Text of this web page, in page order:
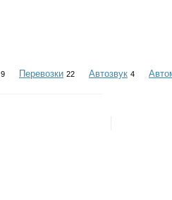
9 Перевозки 22 Автозвук 4